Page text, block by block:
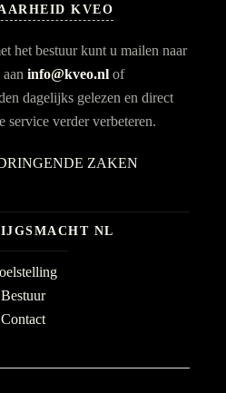
KVEO
het bestuur kunt u mailen naar
info@kveo.nl of
dagelijks gelezen en direct
service verder verbeteren.
ZAKEN
NL
Bestuur
Contact